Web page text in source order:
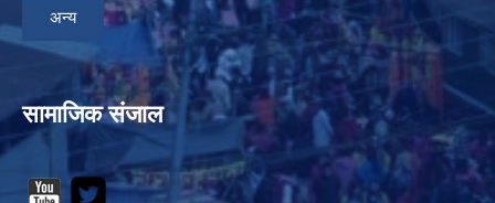
अन्य
सामाजिक संजाल